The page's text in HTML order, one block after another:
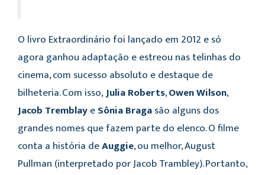
O livro Extraordinário foi lançado em 2012 e só
agora ganhou adaptação e estreou nas telinhas do
cinema, com sucesso absoluto e destaque de
bilheteria. Com isso,Julia Roberts,Owen Wilson,
Jacob TremblayeSônia Bragasão alguns dos
grandes nomes que fazem parte do elenco. O filme
conta a história deAuggie, ou melhor, August
Pullman (interpretado por Jacob Trambley). Portanto,